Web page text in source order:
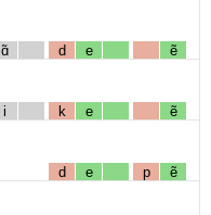
ɑ̃ d e ẽ
i k e ẽ
d e p ẽ